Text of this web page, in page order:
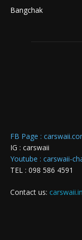
Bangchak
FB Page :
IG : carswaii
Youtube : carswaii-
TEL : 098 586 4591
Contact us: